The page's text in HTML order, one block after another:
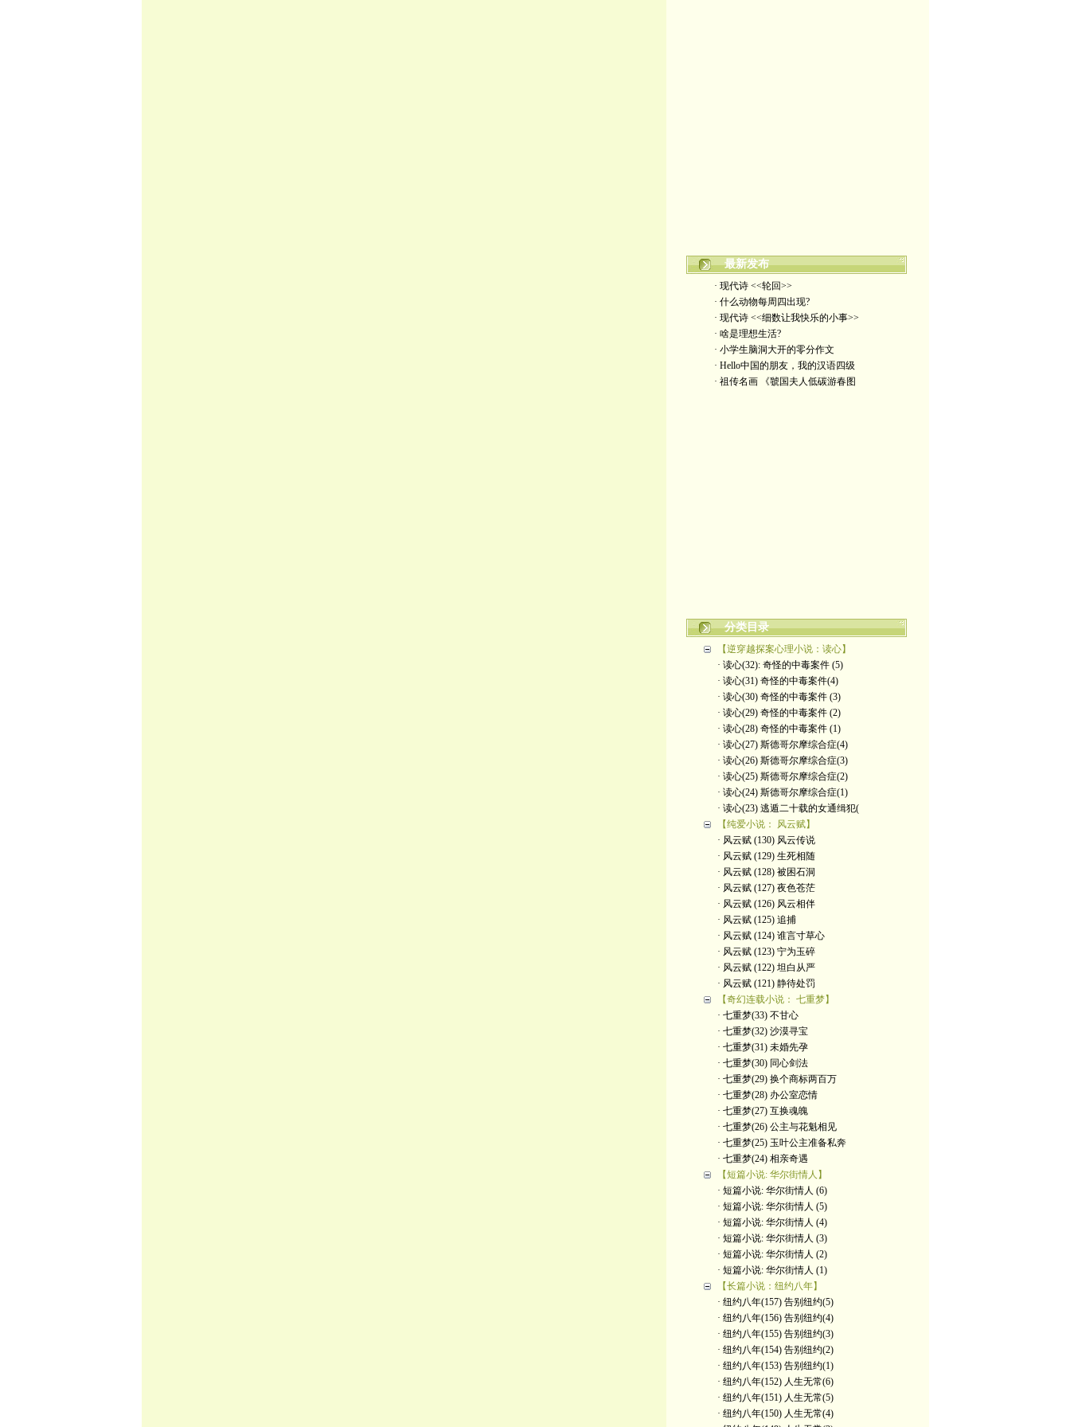
最新发布
· 现代诗 <<轮回>>
· 什么动物每周四出现?
· 现代诗 <<细数让我快乐的小事>>
· 啥是理想生活?
· 小学生脑洞大开的零分作文
· Hello中国的朋友，我的汉语四级
· 祖传名画 《虢国夫人低碳游春图
分类目录
【逆穿越探案心理小说：读心】
· 读心(32): 奇怪的中毒案件 (5)
· 读心(31) 奇怪的中毒案件(4)
· 读心(30) 奇怪的中毒案件 (3)
· 读心(29) 奇怪的中毒案件 (2)
· 读心(28) 奇怪的中毒案件 (1)
· 读心(27) 斯德哥尔摩综合症(4)
· 读心(26) 斯德哥尔摩综合症(3)
· 读心(25) 斯德哥尔摩综合症(2)
· 读心(24) 斯德哥尔摩综合症(1)
· 读心(23) 逃遁二十载的女通缉犯(
【纯爱小说： 风云赋】
· 风云赋 (130) 风云传说
· 风云赋 (129) 生死相随
· 风云赋 (128) 被困石洞
· 风云赋 (127) 夜色苍茫
· 风云赋 (126) 风云相伴
· 风云赋 (125) 追捕
· 风云赋 (124) 谁言寸草心
· 风云赋 (123) 宁为玉碎
· 风云赋 (122) 坦白从严
· 风云赋 (121) 静待处罚
【奇幻连载小说： 七重梦】
· 七重梦(33) 不甘心
· 七重梦(32) 沙漠寻宝
· 七重梦(31) 未婚先孕
· 七重梦(30) 同心剑法
· 七重梦(29) 换个商标两百万
· 七重梦(28) 办公室恋情
· 七重梦(27) 互换魂魄
· 七重梦(26) 公主与花魁相见
· 七重梦(25) 玉叶公主准备私奔
· 七重梦(24) 相亲奇遇
【短篇小说: 华尔街情人】
· 短篇小说: 华尔街情人 (6)
· 短篇小说: 华尔街情人 (5)
· 短篇小说: 华尔街情人 (4)
· 短篇小说: 华尔街情人 (3)
· 短篇小说: 华尔街情人 (2)
· 短篇小说: 华尔街情人 (1)
【长篇小说：纽约八年】
· 纽约八年(157) 告别纽约(5)
· 纽约八年(156) 告别纽约(4)
· 纽约八年(155) 告别纽约(3)
· 纽约八年(154) 告别纽约(2)
· 纽约八年(153) 告别纽约(1)
· 纽约八年(152) 人生无常(6)
· 纽约八年(151) 人生无常(5)
· 纽约八年(150) 人生无常(4)